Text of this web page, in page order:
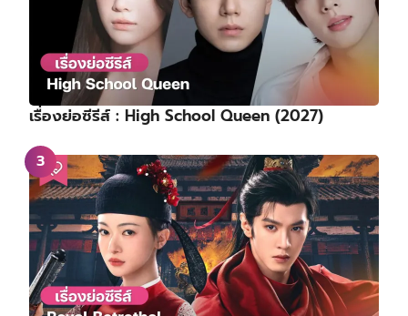
เรื่องย่อซีรีส์ : High School Queen (2027)